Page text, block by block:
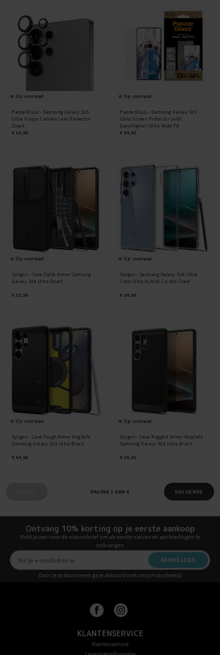
Op voorraad
PanzerGlass - Samsung Galaxy S25
Ultra Hoops Camera Lens Protector
Zwart
€ 19,95
Op voorraad
PanzerGlass - Samsung Galaxy S25
Ultra Screen Protector (with
EasyAligner) Ultra Wide Fit
€ 34,95
Op voorraad
Spigen - Case Optik Armor Samsung
Galaxy S25 Ultra Zwart
€ 32,95
Op voorraad
Spigen - Samsung Galaxy S25 Ultra
Case Ultra Hybrid Crystal Clear
€ 24,95
Op voorraad
Spigen - Case Tough Armor MagSafe
Samsung Galaxy S25 Ultra Black
€ 44,95
Op voorraad
Spigen - Case Rugged Armor MagSafe
Samsung Galaxy S25 Ultra Black
€ 39,95
PAGINA 1 VAN 4 VOLGENDE
Ontvang 10% korting op je eerste aankoop
Meld je aan voor de nieuwsbrief om als eerste nieuws en aanbiedingen te
ontvangen
AANMELDEN
Door je te abonneren ga je akkoord met ons privacybeleid
KLANTENSERVICE
Klantenservice